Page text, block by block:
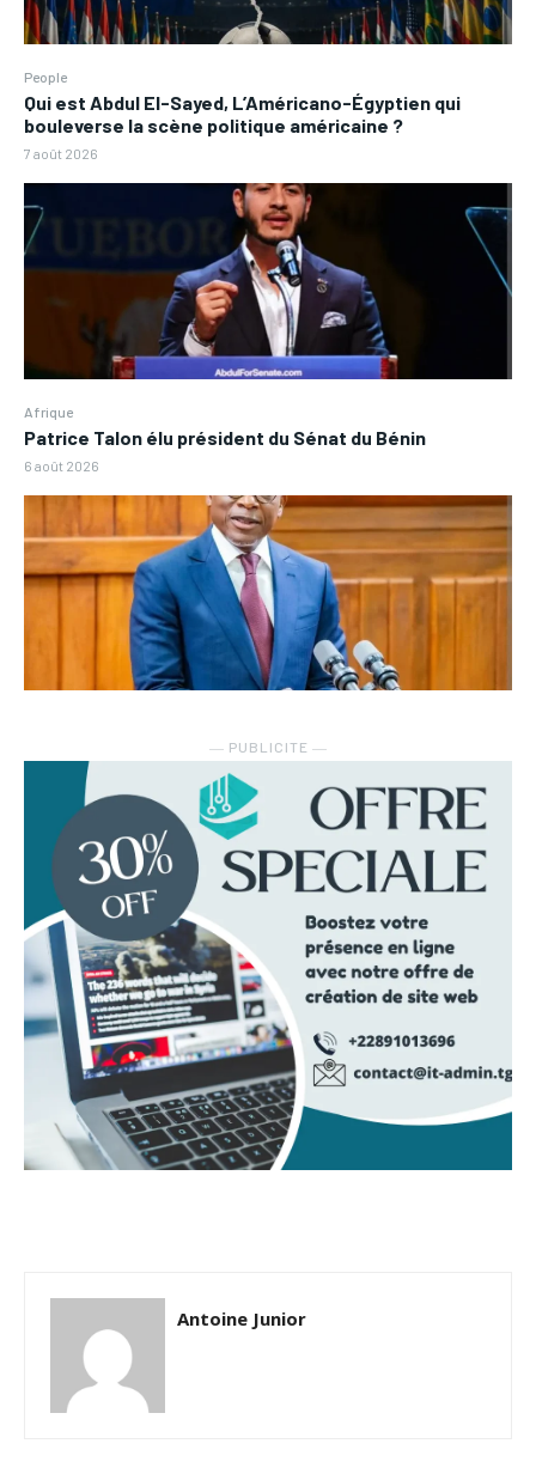
People
Qui est Abdul El-Sayed, L’Américano-Égyptien qui
bouleverse la scène politique américaine ?
7 août 2026
Afrique
Patrice Talon élu président du Sénat du Bénin
6 août 2026
― PUBLICITE ―
Antoine Junior